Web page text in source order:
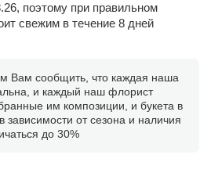
поэтому при правильном
свежим в течение 8 дней
Вам сообщить, что каждая наша
и каждый наш флорист
им композиции, и букета в
зависимости от сезона и наличия
до 30%